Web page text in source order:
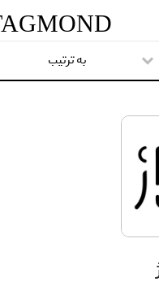
TAGMOND
به ترتیب